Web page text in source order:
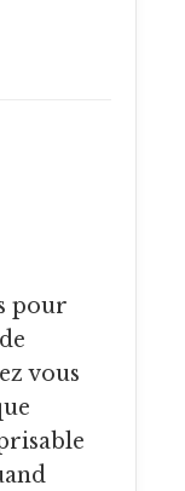
pour
vous